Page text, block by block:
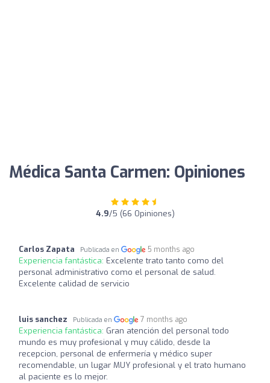
Médica Santa Carmen: Opiniones
4.9/5 (66 Opiniones)
Carlos Zapata Publicada en 5 months ago
Experiencia fantástica: Excelente trato tanto como del
personal administrativo como el personal de salud.
Excelente calidad de servicio
luis sanchez Publicada en 7 months ago
Experiencia fantástica: Gran atención del personal todo
mundo es muy profesional y muy cálido, desde la
recepcion, personal de enfermería y médico super
recomendable, un lugar MUY profesional y el trato humano
al paciente es lo mejor.